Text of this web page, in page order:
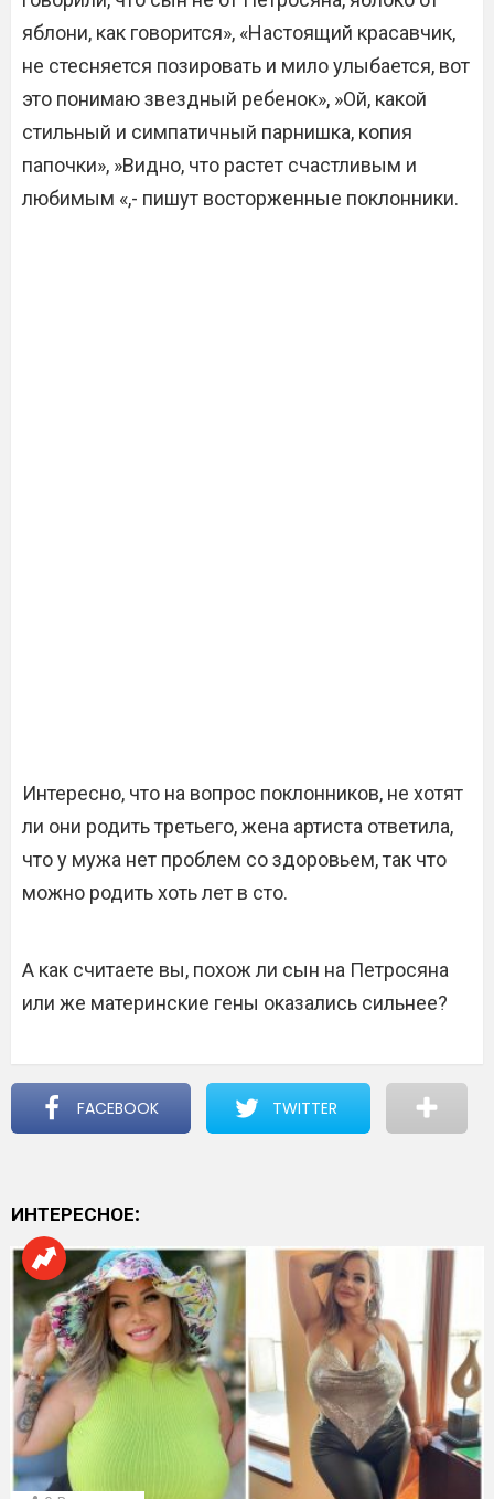
яблони, как говорится», «Настоящий красавчик,
не стесняется позировать и мило улыбается, вот
это понимаю звездный ребенок», »Ой, какой
стильный и симпатичный парнишка, копия
папочки», »Видно, что растет счастливым и
любимым «,- пишут восторженные поклонники.
Интересно, что на вопрос поклонников, не хотят
ли они родить третьего, жена артиста ответила,
что у мужа нет проблем со здоровьем, так что
можно родить хоть лет в сто.
А как считаете вы, похож ли сын на Петросяна
или же материнские гены оказались сильнее?
FACEBOOK TWITTER
ИНТЕРЕСНОЕ: